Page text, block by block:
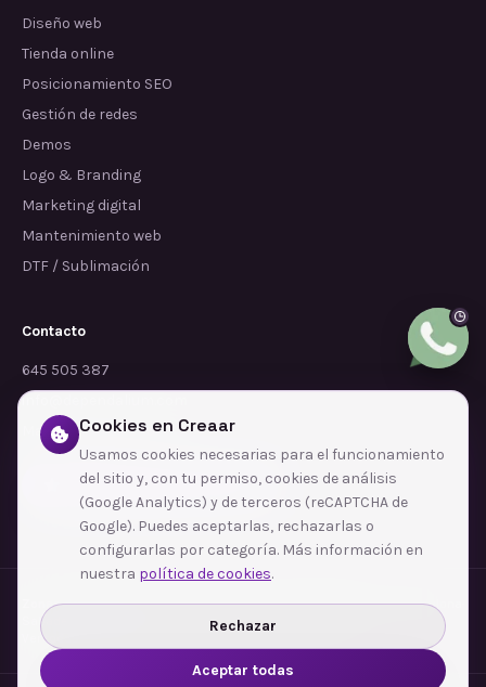
Diseño web
Tienda online
Posicionamiento SEO
Gestión de redes
Demos
Logo & Branding
Marketing digital
Mantenimiento web
DTF / Sublimación
Contacto
645 505 387
info@dependalium.com
Mataró (Barcelona)
Déjanos tu reseña en Google
Zonas de cobertura·Barcelona·L'Hospitalet de Llobregat·Terrassa·Badalona
Sabadell
Santa Coloma de Gramenet
Ver todas las zonas →
Cookies en Creaar
Usamos cookies necesarias para el funcionamiento
del sitio y, con tu permiso, cookies de análisis
(Google Analytics) y de terceros (reCAPTCHA de
Google). Puedes aceptarlas, rechazarlas o
configurarlas por categoría. Más información en
nuestra política de cookies.
Rechazar
Aceptar todas